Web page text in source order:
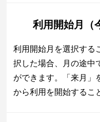
利用開始月（
利用開始月を選択する
択した場合、月の途中
ができます。「来月」
から利用を開始するこ